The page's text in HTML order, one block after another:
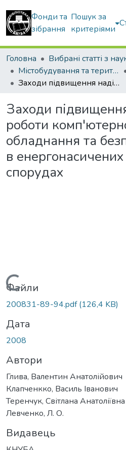
Фонди та
зібрання
Пошук за
критеріями
Головна
Містобудування та територіальне планування
Заходи підвищення надійності роботи комп'ютерного обладнання та безпеки персоналу в енергонасичених будівлях і спорудах
Заходи
роботи
обладнання та
в енергонасичених
спорудах
Вантажиться...
Файли
200831-89-94.pdf(126,4 KB)
Дата
2008
Автори
Глива, Валентин Анатолійович
Клапченкко, Василь Іванович
Теренчук, Світлана Анатоліївна
Левченко, Л. О.
Видавець